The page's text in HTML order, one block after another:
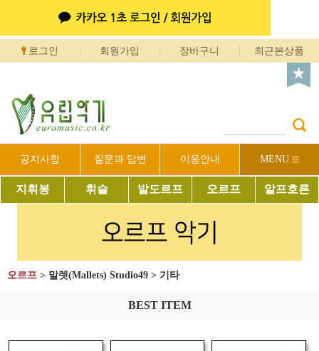
로그인 회원가입 장바구니 최근본상품
공지사항 질문과 답변 이용안내 MENU
지휘봉 휘슬 발도르프 오르프 알프호른
오르프 > 말렛(Mallets) Studio49 > 기타
BEST ITEM